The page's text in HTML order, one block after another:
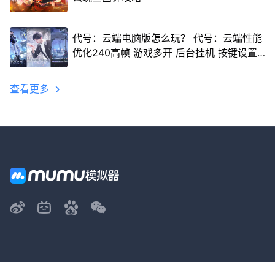
代号：云端电脑版怎么玩？ 代号：云端性能
优化240高帧 游戏多开 后台挂机 按键设置
查看更多